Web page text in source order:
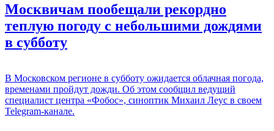
Москвичам пообещали рекордно
теплую погоду с небольшими дождями
в субботу
В Московском регионе в субботу ожидается облачная погода,
временами пройдут дожди. Об этом сообщил ведущий
специалист центра «Фобос», синоптик Михаил Леус в своем
Telegram-канале.